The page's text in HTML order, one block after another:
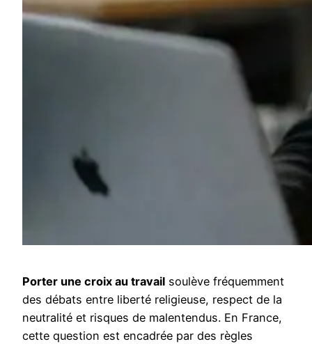
Porter une croix au travail soulève fréquemment
des débats entre liberté religieuse, respect de la
neutralité et risques de malentendus. En France,
cette question est encadrée par des règles